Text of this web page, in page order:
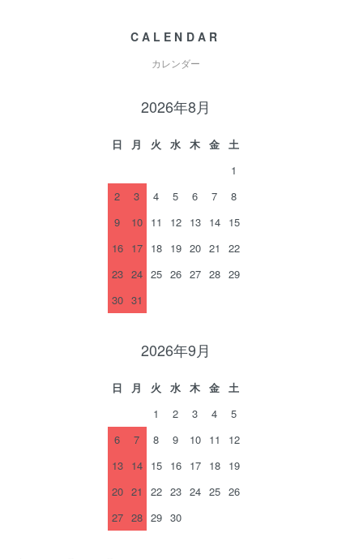
CALENDAR
カレンダー
2026年8月
日 月 火 水 木 金 土
1
2
3 4 5 6 7
8
9
10 11 12 13 14
15
16
17 18 19 20 21
22
23 24 25 26 27 28 29
30 31
2026年9月
日 月 火 水 木 金 土
1
2 3 4
5
6
7 8 9 10 11
12
13
14 15 16 17 18
19
20 21 22 23 24 25 26
27 28 29 30